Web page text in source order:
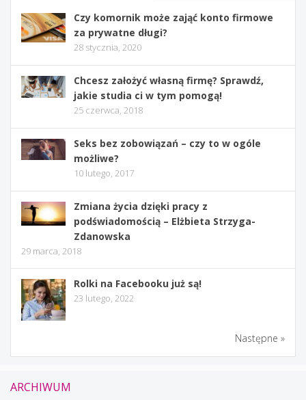
Czy komornik może zająć konto firmowe
za prywatne długi?
28 stycznia, 2020
Chcesz założyć własną firmę? Sprawdź,
jakie studia ci w tym pomogą!
25 czerwca, 2018
Seks bez zobowiązań – czy to w ogóle
możliwe?
10 lutego, 2017
Zmiana życia dzięki pracy z
podświadomością – Elżbieta Strzyga-
Zdanowska
29 marca, 2018
Rolki na Facebooku już są!
23 lutego, 2022
Następne »
ARCHIWUM